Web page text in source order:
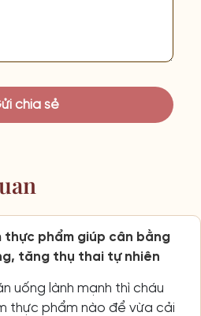
thực phẩm giúp cân bằng
tăng thụ thai tự nhiên
uống lành mạnh thì cháu
thực phẩm nào để vừa cải